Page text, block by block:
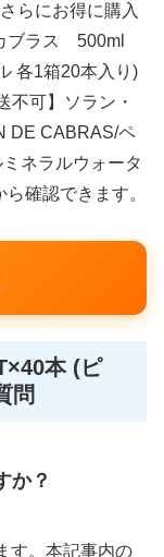
らにお得に購入
ブラス 500ml
各1箱20本入り)
不可】ソラン・
DE CABRAS/ペ
ネラルウォータ
確認できます。
本 (ピ
問
か？
す。本記事内の